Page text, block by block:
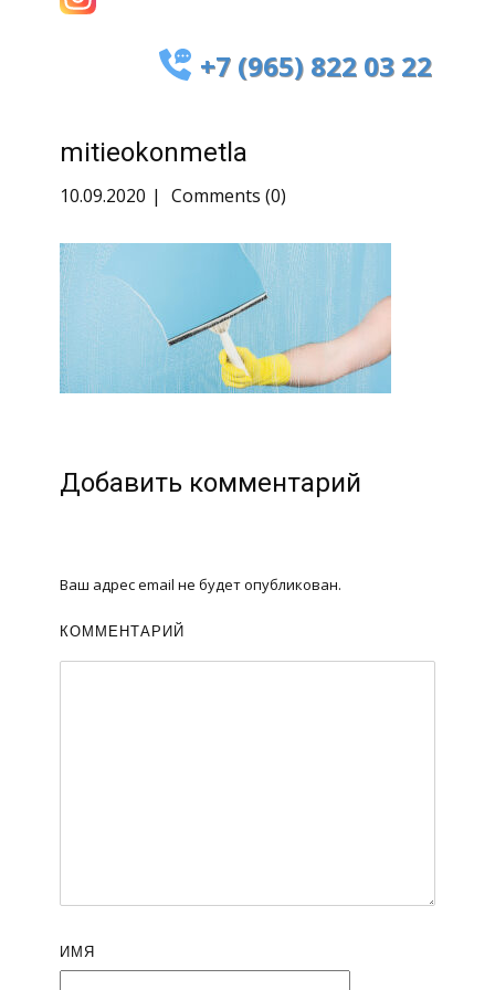
+7 (965) 822 03 22
mitieokonmetla
10.09.2020 Comments (0)
Добавить комментарий
Ваш адрес email не будет опубликован.
КОММЕНТАРИЙ
ИМЯ